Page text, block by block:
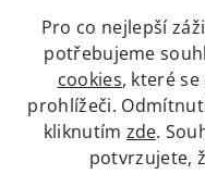
Zákaz prodeje
mladších 18 let.
Naše služby
Pro co nejlepší
potřebujeme
cookies, které
prohlížeči.
kliknutím zde.
potvrzujete,